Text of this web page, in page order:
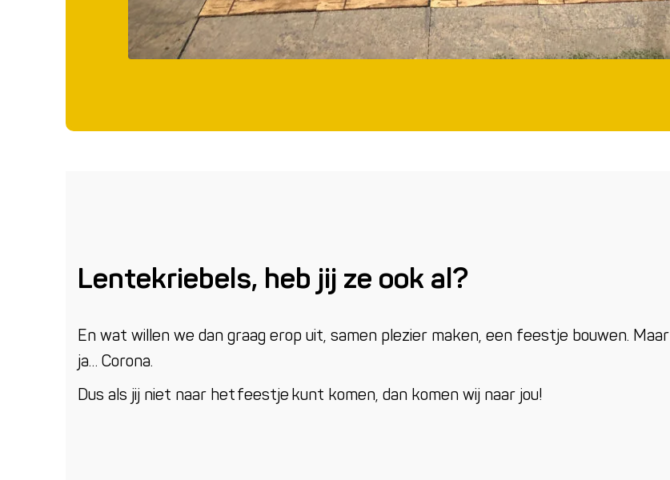
Lentekriebels, heb jij ze ook al?
En wat willen we dan graag erop uit, samen plezier maken, een feestje bouwen. Maar
ja… Corona.
Dus als jij niet naar het feestje kunt komen, dan komen wij naar jou!